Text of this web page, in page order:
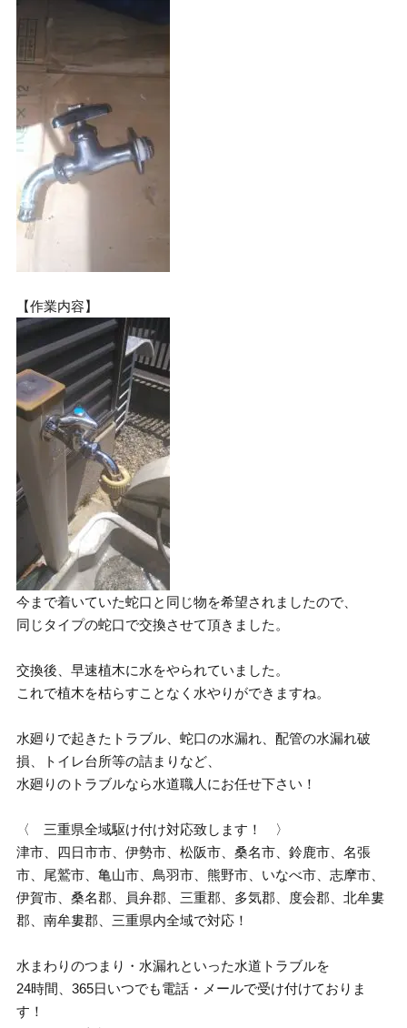
【作業内容】
今まで着いていた蛇口と同じ物を希望されましたので、
同じタイプの蛇口で交換させて頂きました。
交換後、早速植木に水をやられていました。
これで植木を枯らすことなく水やりができますね。
水廻りで起きたトラブル、蛇口の水漏れ、配管の水漏れ破
損、トイレ台所等の詰まりなど、
水廻りのトラブルなら水道職人にお任せ下さい！
〈 三重県全域駆け付け対応致します！ 〉
津市、四日市市、伊勢市、松阪市、桑名市、鈴鹿市、名張
市、尾鷲市、亀山市、鳥羽市、熊野市、いなべ市、志摩市、
伊賀市、桑名郡、員弁郡、三重郡、多気郡、度会郡、北牟婁
郡、南牟婁郡、三重県内全域で対応！
水まわりのつまり・水漏れといった水道トラブルを
24時間、365日いつでも電話・メールで受け付けておりま
す！